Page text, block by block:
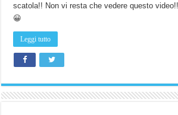
scatola!! Non vi resta che vedere questo
😀
Leggi tutto